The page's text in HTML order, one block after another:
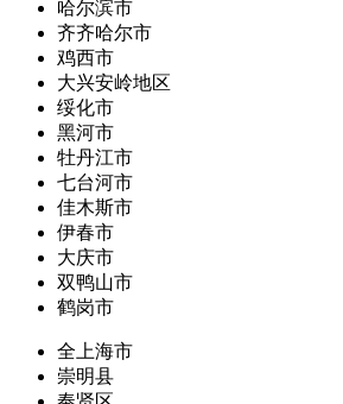
哈尔滨市
齐齐哈尔市
鸡西市
大兴安岭地区
绥化市
黑河市
牡丹江市
七台河市
佳木斯市
伊春市
大庆市
双鸭山市
鹤岗市
全上海市
崇明县